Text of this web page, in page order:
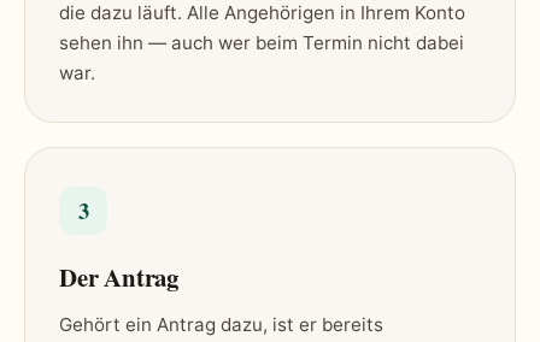
die dazu läuft. Alle Angehörigen in Ihrem Konto
sehen ihn — auch wer beim Termin nicht dabei
war.
3
Der Antrag
Gehört ein Antrag dazu, ist er bereits